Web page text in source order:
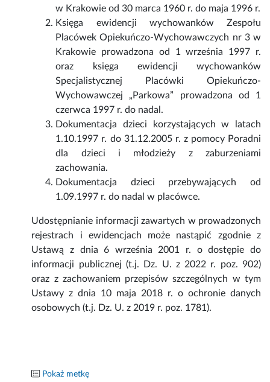
w Krakowie od 30 marca 1960 r. do maja 1996 r.
Księga ewidencji wychowanków Zespołu
Placówek Opiekuńczo-Wychowawczych nr 3 w
Krakowie prowadzona od 1 września 1997 r.
oraz księga ewidencji wychowanków
Specjalistycznej Placówki Opiekuńczo-
Wychowawczej „Parkowa” prowadzona od 1
czerwca 1997 r. do nadal.
Dokumentacja dzieci korzystających w latach
1.10.1997 r. do 31.12.2005 r. z pomocy Poradni
dla dzieci i młodzieży z zaburzeniami
zachowania.
Dokumentacja dzieci przebywających od
1.09.1997 r. do nadal w placówce.
Udostępnianie informacji zawartych w prowadzonych
rejestrach i ewidencjach może nastąpić zgodnie z
Ustawą z dnia 6 września 2001 r. o dostępie do
informacji publicznej (t.j. Dz. U. z 2022 r. poz. 902)
oraz z zachowaniem przepisów szczególnych w tym
Ustawy z dnia 10 maja 2018 r. o ochronie danych
osobowych (t.j. Dz. U. z 2019 r. poz. 1781).
Pokaż metkę